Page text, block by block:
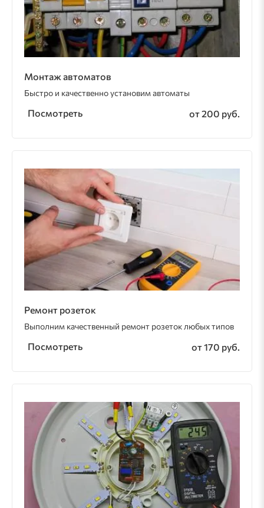
Монтаж автоматов
Быстро и качественно установим автоматы
Посмотреть от 200 руб.
Ремонт розеток
Выполним качественный ремонт розеток любых типов
Посмотреть от 170 руб.